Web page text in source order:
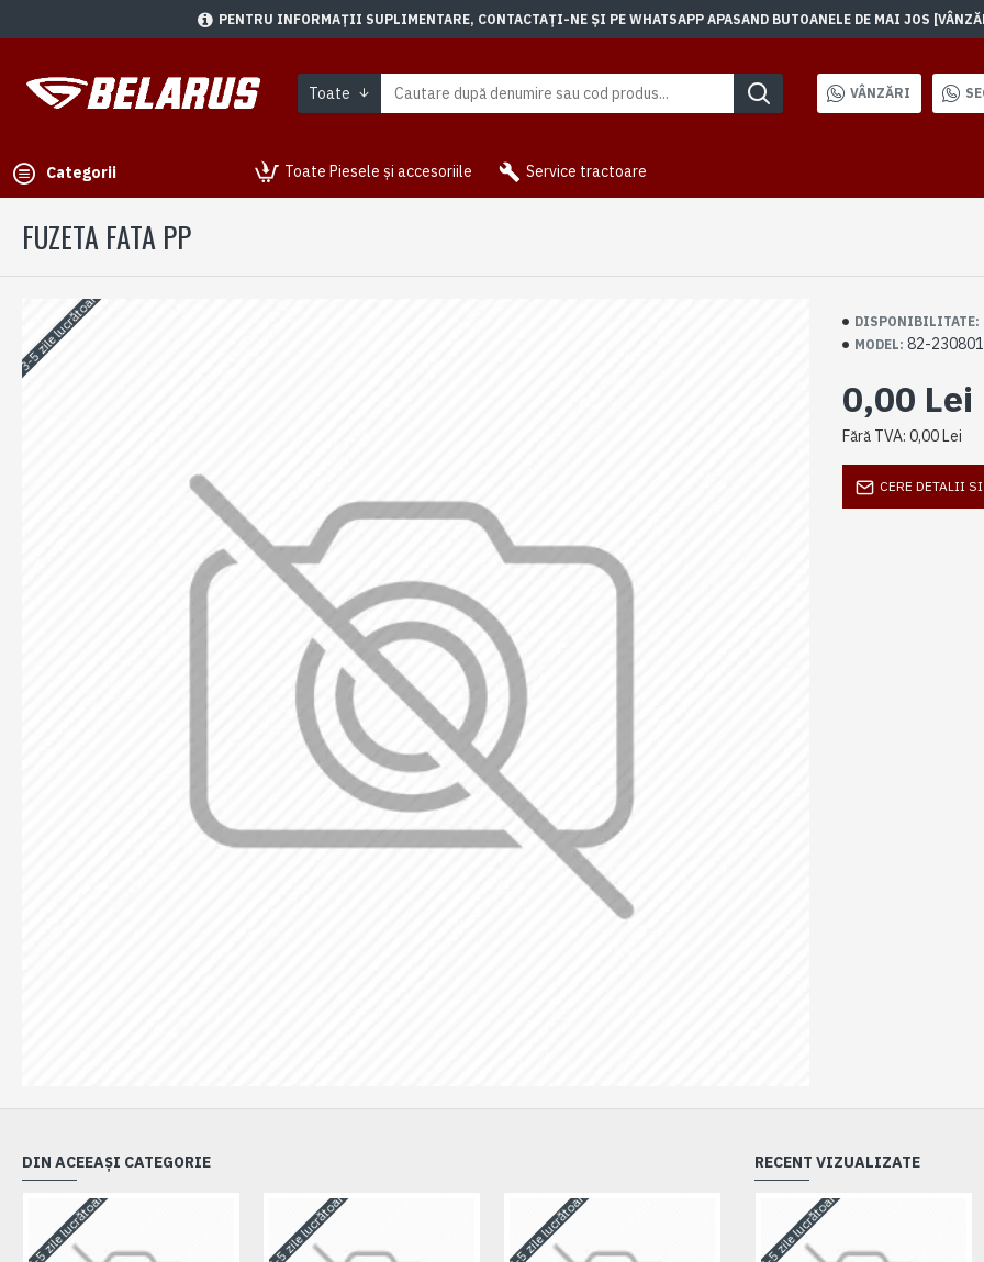
PENTRU INFORMAȚII SUPLIMENTARE, CONTACTAȚI-NE ȘI PE WHATSAPP APASAND BUTOANELE DE MAI JOS
Toate VÂNZĂRI
Categorii Toate Piesele și accesoriile Service tractoare
FUZETA FATA PP
3-5 zile lucrătoare DISPONIBILITATE:
MODEL: 82-
0,00 Lei
Fără TVA: 0,00 Lei
CERE DETALII
DIN ACEEAȘI CATEGORIE
3-5 zile lucrătoare 3-5 zile lucrătoare 3-5 zile lucrătoare 3-5 zile lucrătoare
RECENT VIZUALIZATE
3-5 zile lucrătoare